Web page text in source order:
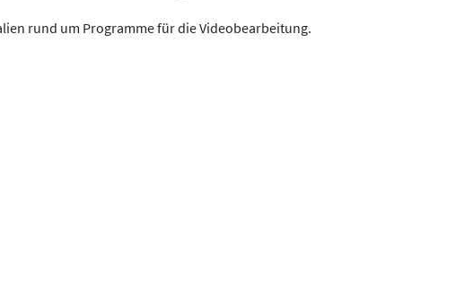
rund um Programme für die Videobearbeitung.